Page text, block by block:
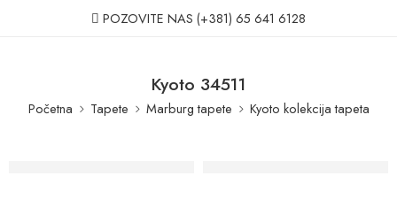
POZOVITE NAS (+381) 65 641 6128
Kyoto 34511
Početna Tapete Marburg tapete Kyoto kolekcija tapeta